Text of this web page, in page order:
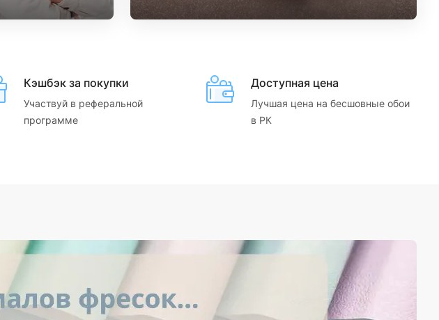
Кэшбэк за покупки
Участвуй в реферальной
программе
Доступная цена
Лучшая цена на бесшовные обои
в РК